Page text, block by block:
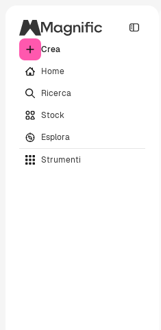
Crea
Home
Ricerca
Stock
Esplora
Strumenti